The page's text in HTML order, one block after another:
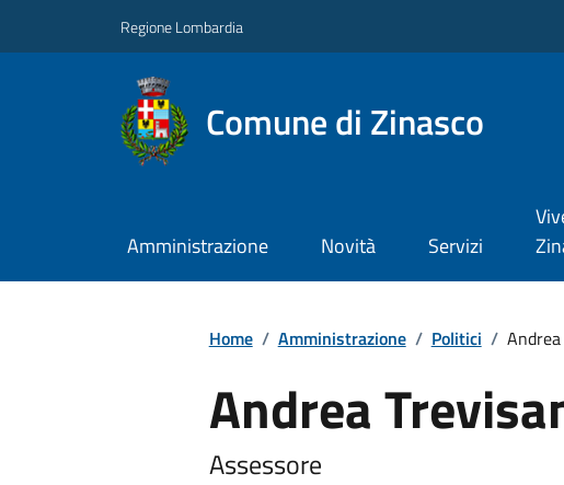
Regione Lombardia
Comune di Zinasco
Amministrazione Novità Servizi
Home / Amministrazione / Politici /
Andrea
Assessore